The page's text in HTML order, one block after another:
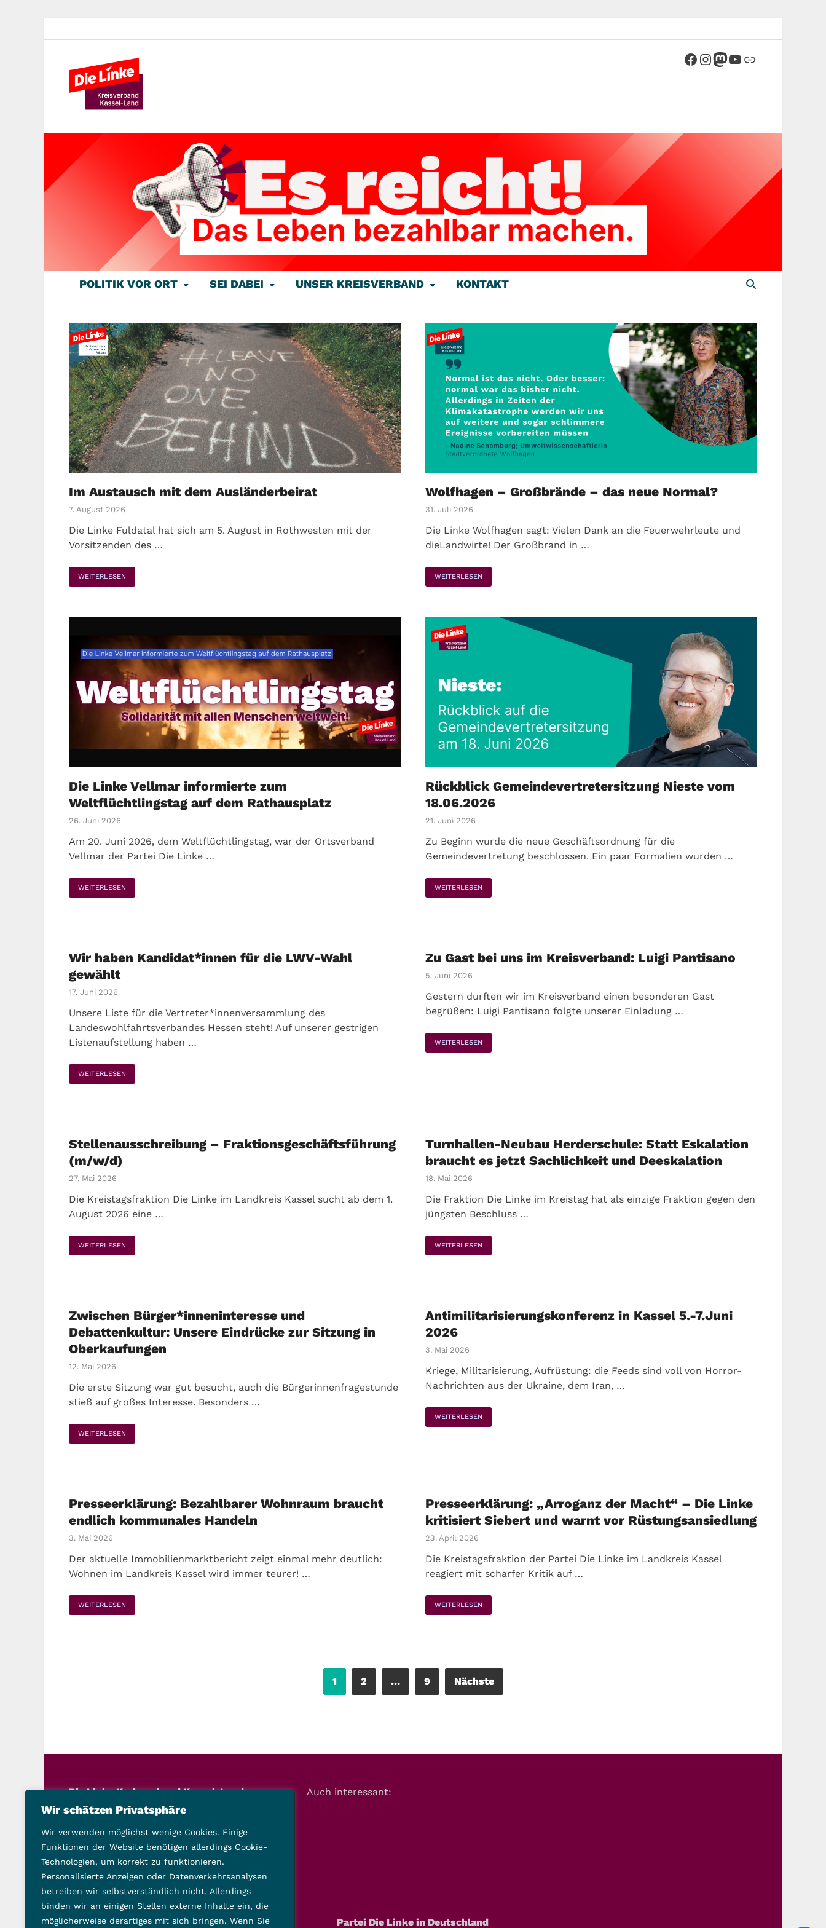
Wir schätzen Privatsphäre
Wir verwenden möglichst wenige Cookies. Einige
Funktionen der Website benötigen allerdings Cookie-
Technologien, um korrekt zu funktionieren.
Personalisierte Anzeigen oder Datenverkehrsanalysen
betreiben wir selbstverständlich nicht. Allerdings
binden wir an einigen Stellen externe Inhalte ein, die
möglicherweise derartiges mit sich bringen. Wenn Sie
POLITIK VOR ORT SEI DABEI UNSER KREISVERBAND KONTAKT
Im Austausch mit dem Ausländerbeirat
7. August 2026
Die Linke Fuldatal hat sich am 5. August in Rothwesten mit der
Vorsitzenden des …
WEITERLESEN
Wolfhagen – Großbrände – das neue Normal?
31. Juli 2026
Die Linke Wolfhagen sagt: Vielen Dank an die Feuerwehrleute und
dieLandwirte! Der Großbrand in …
WEITERLESEN
Die Linke Vellmar informierte zum
Weltflüchtlingstag auf dem Rathausplatz
26. Juni 2026
Am 20. Juni 2026, dem Weltflüchtlingstag, war der Ortsverband
Vellmar der Partei Die Linke …
WEITERLESEN
Rückblick Gemeindevertretersitzung Nieste vom
18.06.2026
21. Juni 2026
Zu Beginn wurde die neue Geschäftsordnung für die
Gemeindevertretung beschlossen. Ein paar Formalien wurden …
WEITERLESEN
Wir haben Kandidat*innen für die LWV-Wahl
gewählt
17. Juni 2026
Unsere Liste für die Vertreter*innenversammlung des
Landeswohlfahrtsverbandes Hessen steht! Auf unserer gestrigen
Listenaufstellung haben …
WEITERLESEN
Zu Gast bei uns im Kreisverband: Luigi Pantisano
5. Juni 2026
Gestern durften wir im Kreisverband einen besonderen Gast
begrüßen: Luigi Pantisano folgte unserer Einladung …
WEITERLESEN
Stellenausschreibung – Fraktionsgeschäftsführung
(m/w/d)
27. Mai 2026
Die Kreistagsfraktion Die Linke im Landkreis Kassel sucht ab dem 1.
August 2026 eine …
WEITERLESEN
Turnhallen-Neubau Herderschule: Statt Eskalation
braucht es jetzt Sachlichkeit und Deeskalation
18. Mai 2026
Die Fraktion Die Linke im Kreistag hat als einzige Fraktion gegen den
jüngsten Beschluss …
WEITERLESEN
Zwischen Bürger*inneninteresse und
Debattenkultur: Unsere Eindrücke zur Sitzung in
Oberkaufungen
12. Mai 2026
Die erste Sitzung war gut besucht, auch die Bürgerinnenfragestunde
stieß auf großes Interesse. Besonders …
WEITERLESEN
Antimilitarisierungskonferenz in Kassel 5.-7.Juni
2026
3. Mai 2026
Kriege, Militarisierung, Aufrüstung: die Feeds sind voll von Horror-
Nachrichten aus der Ukraine, dem Iran, …
WEITERLESEN
Presseerklärung: Bezahlbarer Wohnraum braucht
endlich kommunales Handeln
3. Mai 2026
Der aktuelle Immobilienmarktbericht zeigt einmal mehr deutlich:
Wohnen im Landkreis Kassel wird immer teurer! …
WEITERLESEN
Presseerklärung: „Arroganz der Macht“ – Die Linke
kritisiert Siebert und warnt vor Rüstungsansiedlung
23. April 2026
Die Kreistagsfraktion der Partei Die Linke im Landkreis Kassel
reagiert mit scharfer Kritik auf …
WEITERLESEN
1 2 … 9 Nächste
Die Linke Kreisverband Kassel-Land
Schillerstraße 21, 34117 Kassel
vorstand@die-linke-landkreis-kassel.de
Folge uns auch hier:
Auch interessant:
Partei Die Linke in Deutschland